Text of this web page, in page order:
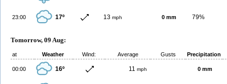
23:00 17º 13 mph 0 mm 79%
Tomorrow, 09 Aug:
at Weather Wind: Average Gusts Precipitation
00:00 16º 11 mph 0 mm